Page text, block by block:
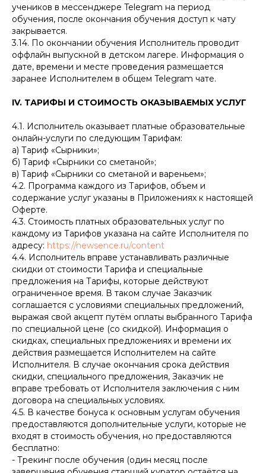
учеников в мессенджере Telegram на период
обучения, после окончания обучения доступ к чату
закрывается.
3.14. По окончании обучения Исполнитель проводит
оффлайн выпускной в детском лагере. Информация о
дате, времени и месте проведения размещается
заранее Исполнителем в общем Telegram чате.
IV. ТАРИФЫ И СТОИМОСТЬ ОКАЗЫВАЕМЫХ УСЛУГ
4.1. Исполнитель оказывает платные образовательные
онлайн-услуги по следующим Тарифам:
а) Тариф «Сырники»;
б) Тариф «Сырники со сметаной»;
в) Тариф «Сырники со сметаной и вареньем»;
4.2. Программа каждого из Тарифов, объем и
содержание услуг указаны в Приложениях к настоящей
Оферте.
4.3. Стоимость платных образовательных услуг по
каждому из Тарифов указана на сайте Исполнителя по
адресу: https://newsence.ru/content
4.4. Исполнитель вправе устанавливать различные
скидки от стоимости Тарифа и специальные
предложения на Тарифы, которые действуют
ограниченное время. В таком случае Заказчик
соглашается с условиями специальных предложений,
выражая свой акцепт путём оплаты выбранного Тарифа
по специальной цене (со скидкой). Информация о
скидках, специальных предложениях и времени их
действия размещается Исполнителем на сайте
Исполнителя. В случае окончания срока действия
скидки, специального предложения, Заказчик не
вправе требовать от Исполнителя заключения с ним
договора на специальных условиях.
4.5. В качестве бонуса к основным услугам обучения
предоставляются дополнительные услуги, которые не
входят в стоимость обучения, но предоставляются
бесплатно:
- Трекинг после обучения (один месяц после